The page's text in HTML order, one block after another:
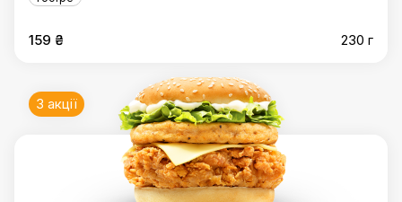
159 ₴ 230 г
3 акції